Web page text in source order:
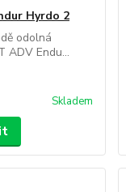
Hyrdo 2
odolná
ADV Endu...
Skladem